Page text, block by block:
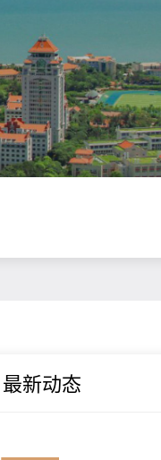
最新动态